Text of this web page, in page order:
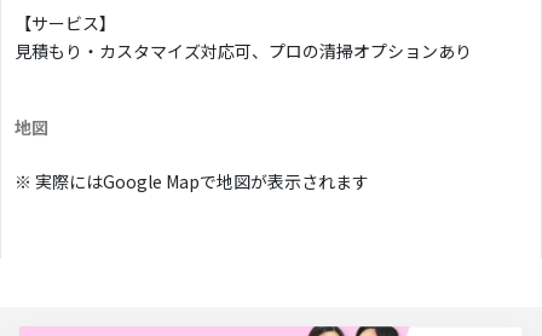
【サービス】
見積もり・カスタマイズ対応可、プロの清掃オプションあり
地図
※ 実際にはGoogle Mapで地図が表示されます